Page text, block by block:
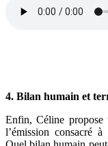
4. Bilan humain et
Enfin, Céline
l’émission consacré